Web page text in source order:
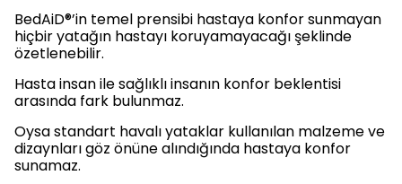
BedAiD®’in temel prensibi hastaya konfor sunmayan
hiçbir yatağın hastayı koruyamayacağı şeklinde
özetlenebilir.
Hasta insan ile sağlıklı insanın konfor beklentisi
arasında fark bulunmaz.
Oysa standart havalı yataklar kullanılan malzeme ve
dizaynları göz önüne alındığında hastaya konfor
sunamaz.